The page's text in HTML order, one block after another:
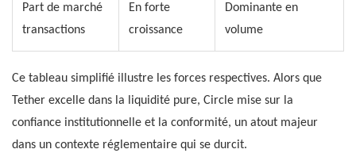
Part de marché
transactions
En forte
croissance
Dominante en
volume
Ce tableau simplifié illustre les forces respectives. Alors que
Tether excelle dans la liquidité pure, Circle mise sur la
confiance institutionnelle et la conformité, un atout majeur
dans un contexte réglementaire qui se durcit.